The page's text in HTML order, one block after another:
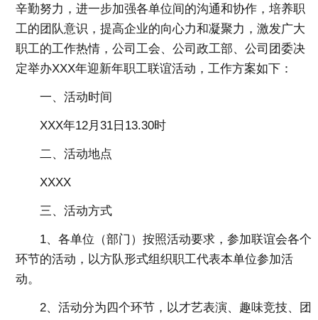
辛勤努力，进一步加强各单位间的沟通和协作，培养职
工的团队意识，提高企业的向心力和凝聚力，激发广大
职工的工作热情，公司工会、公司政工部、公司团委决
定举办XXX年迎新年职工联谊活动，工作方案如下：
一、活动时间
XXX年12月31日13.30时
二、活动地点
XXXX
三、活动方式
1、各单位（部门）按照活动要求，参加联谊会各个
环节的活动，以方队形式组织职工代表本单位参加活
动。
2、活动分为四个环节，以才艺表演、趣味竞技、团